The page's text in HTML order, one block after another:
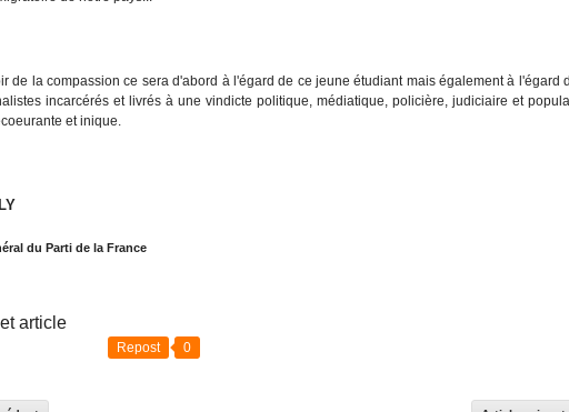
de la compassion ce sera d'abord à l'égard de ce jeune étudiant mais également à l'égard
incarcérés et livrés à une vindicte politique, médiatique, policière, judiciaire et
et inique.
du Parti de la France
article
Repost 0